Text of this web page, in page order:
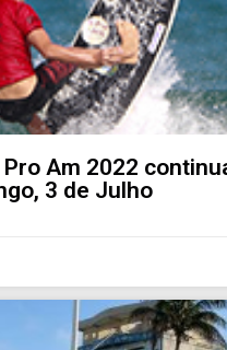
Am 2022
3 de Julho